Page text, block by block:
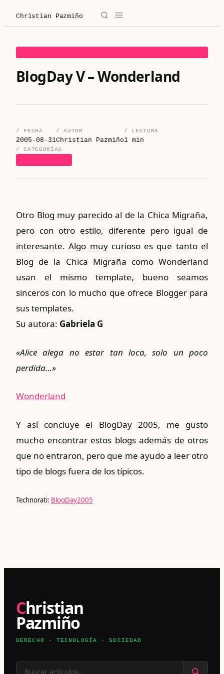
Christian Pazmiño
Christian Pazmiño
/ Blog
/ Sobre mí
/ Contacto
/ Blog
BlogDay V – Wonderland
/ FECHA
2005-08-31
/ AUTOR
Christian Pazmiño
/ LECTURA
1 min
/ CATEGORÍAS
Otro Blog muy parecido al de la Chica Migraña,
pero con otro estilo, diferente pero igual de
interesante. Algo muy curioso es que tanto el
Blog de la Chica Migraña como Wonderland
usan el mismo template, bueno seamos
sinceros con lo mucho que ofrece Blogger para
sus templates.
Su autora: Gabriela G
«Alice alega no estar tan loca, solo un poco
perdida…»
Wonderland
Yasíconcluye el BlogDay 2005, me gusto
mucho encontrar estos blogs además de otros
que no entraron, pero que me ayudo a leer otro
tipo de blogs fuera de lostípicos.
Technorati: BlogDay2005
Christian
Pazmiño
DERECHO · TECNOLOGÍA · SOCIEDAD